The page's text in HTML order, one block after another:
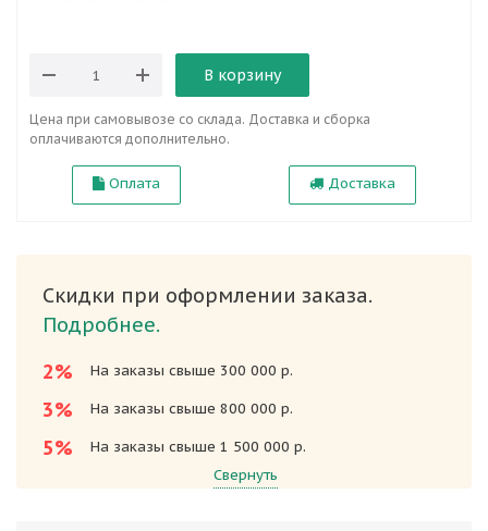
В корзину
Цена при самовывозе со склада. Доставка и сборка
оплачиваются дополнительно.
Оплата Доставка
Скидки при оформлении заказа.
Подробнее.
2%
На заказы свыше 300 000 р.
3% На заказы свыше 800 000 р.
5%
На заказы свыше 1 500 000 р.
Свернуть